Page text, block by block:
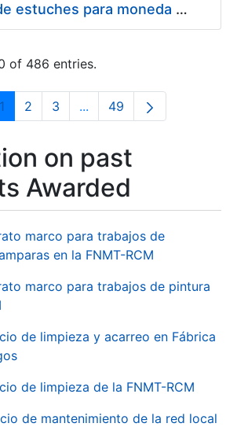
Suministro de estuches para moneda de 30 €
of 486 entries.
Page
1 Page
2 Page
3 ...Intermediate Pages Use
Page
49
on past
Awarded
marco para trabajos de
en la FNMT-RCM
marco para trabajos de pintura
de limpieza y acarreo en Fábrica
de limpieza de la FNMT-RCM
de mantenimiento de la red local